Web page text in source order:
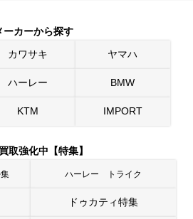
ーカーから探す
カワサキ ヤマハ
ハーレー BMW
KTM IMPORT
取強化中【特集】
ハーレー トライク
ドゥカティ特集